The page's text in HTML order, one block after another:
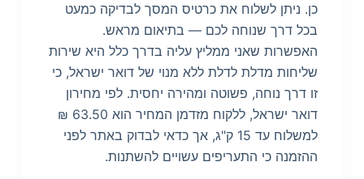
כן. ניתן לשלוח את כרטיס המסך לבדיקה כמעט
בכל דרך שנוחה לכם — בתיאום מראש.
האפשרות שאני ממליץ עליה בדרך כלל היא שירות
שליחות מדלת לדלת ללא מנוי של דואר ישראל, כי
זו דרך נוחה, פשוטה ומהירה יחסית. לפי מחירון
דואר ישראל, ללקוח מזדמן המחיר הוא 63.50 ₪
למשלוח עד 15 ק"ג, אך כדאי לבדוק באתר לפני
ההזמנה כי התעריפים עשויים להשתנות.